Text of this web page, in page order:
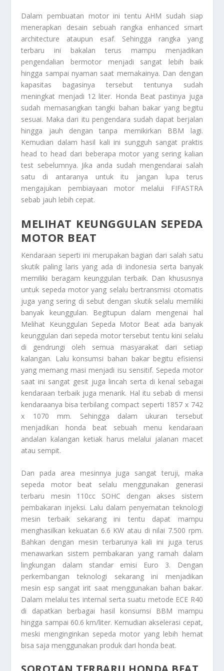
Dalam pembuatan motor ini tentu AHM sudah siap
menerapkan desain sebuah rangka enhanced smart
architecture ataupun esaf. Sehingga rangka yang
terbaru ini bakalan terus mampu menjadikan
pengendalian bermotor menjadi sangat lebih baik
hingga sampai nyaman saat memakainya. Dan dengan
kapasitas bagasinya tersebut tentunya sudah
meningkat menjadi 12 liter. Honda Beatpastinya juga
sudah memasangkan tangki bahan bakar yang begitu
sesuai. Maka dari itu pengendara sudah dapat berjalan
hingga jauh dengan tanpa memikirkan BBM lagi.
Kemudian dalam hasil kali ini sungguh sangat praktis
head to head dari beberapa motor yang sering kalian
test sebelumnya. Jika anda sudah mengendarai salah
satu di antaranya untuk itu jangan lupa terus
mengajukan pembiayaan motor melalui FIFASTRA
sebab jauh lebih cepat.
MELIHAT KEUNGGULAN SEPEDA
MOTOR BEAT
Kendaraan seperti ini merupakan bagian dari salah satu
skutik paling laris yang ada di indonesia serta banyak
memiliki beragam keunggulan terbaik. Dan khususnya
untuk sepeda motor yang selalu bertransmisi otomatis
juga yang sering di sebut dengan skutik selalu memiliki
banyak keunggulan. Begitupun dalam mengenai hal
Melihat Keunggulan Sepeda Motor Beat ada banyak
keunggulan dari sepeda motor tersebut tentu kini selalu
di gendrungi oleh semua masyarakat dari setiap
kalangan. Lalu konsumsi bahan bakar begitu efisiensi
yang memang masi menjadi isu sensitif. Sepeda motor
saat ini sangat gesit juga lincah serta di kenal sebagai
kendaraan terbaik juga menarik. Hal itu sebab di mensi
kendaraanya bisa terbilang compact seperti 1857 x 742
x 1070 mm. Sehingga dalam ukuran tersebut
menjadikan honda beat sebuah menu kendaraan
andalan kalangan ketiak harus melalui jalanan macet
atau sempit.
Dan pada area mesinnya juga sangat teruji, maka
sepeda motor beat selalu menggunakan generasi
terbaru mesin 110cc SOHC dengan akses sistem
pembakaran injeksi. Lalu dalam penyematan teknologi
mesin terbaik sekarang ini tentu dapat mampu
menghasilkan kekuatan 6.6 KW atau di nilai 7.500 rpm.
Bahkan dengan mesin terbarunya kali ini juga terus
menawarkan sistem pembakaran yang ramah dalam
lingkungan dalam standar emisi Euro 3. Dengan
perkembangan teknologi sekarang ini menjadikan
mesin esp sangat irit saat menggunakan bahan bakar.
Dalam melalui tes internal serta suatu metode ECE R40
di dapatkan berbagai hasil konsumsi BBM mampu
hingga sampai 60.6 km/liter. Kemudian akselerasi cepat,
meski menginginkan sepeda motor yang lebih hemat
bisa saja menggunakan produk dari honda beat.